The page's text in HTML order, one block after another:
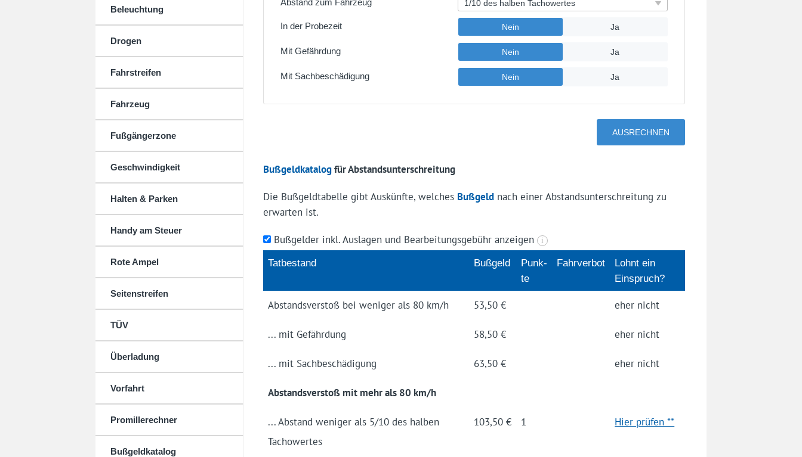
Beleuchtung
Drogen
Fahrstreifen
Fahrzeug
Fußgängerzone
Geschwindigkeit
Halten & Parken
Handy am Steuer
Rote Ampel
Seitenstreifen
TÜV
Überladung
Vorfahrt
Promillerechner
Bußgeldkatalog
Bußgeldkatalogfür Abstandsunterschreitung
Die Bußgeldtabelle gibt Auskünfte, welches Bußgeldnach einer Abstandsunterschreitung zu
erwarten ist.
Bußgelder inkl. Auslagen und Bearbeitungsgebühr anzeigen i
Tatbe­stand Buß­geld
Punk­
te
Fahrverbot
Lohnt ein
Einspruch?
Abstands­verstoß bei weniger als 80 km/h 53,50 € eher nicht
... mit Gefähr­dung 58,50 € eher nicht
... mit Sachbe­schädigung 63,50 € eher nicht
Abstandsverstoß mit mehr als 80 km/h
... Abstand weniger als 5/10 des halben
Tacho­wertes
103,50 € 1 Hier prüfen **